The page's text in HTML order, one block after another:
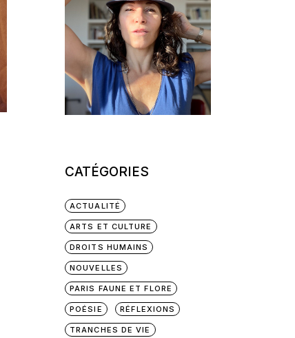
CATÉGORIES
ACTUALITÉ
ARTS ET CULTURE
DROITS HUMAINS
NOUVELLES
PARIS FAUNE ET FLORE
POÉSIE RÉFLEXIONS
TRANCHES DE VIE